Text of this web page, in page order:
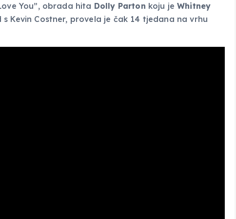
You”, obrada hita Dolly Parton koju jeWhitney
Kevin Costner, provela je čak 14 tjedana na vrhu